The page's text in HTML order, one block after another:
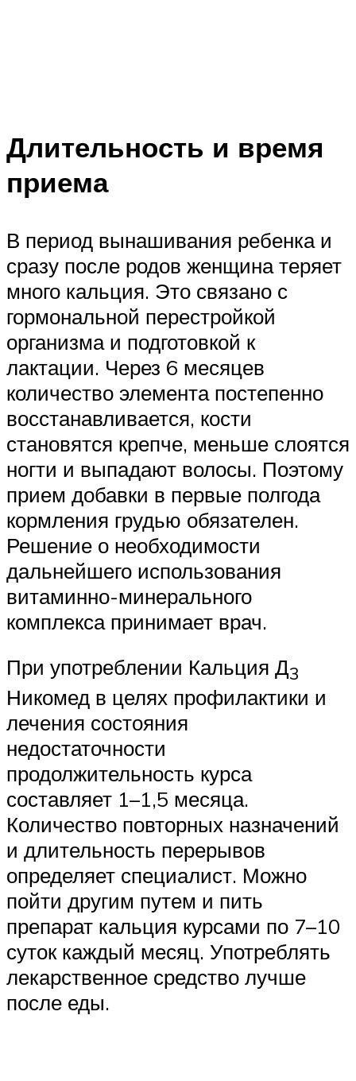
Длительность и время
приема
В период вынашивания ребенка и
сразу после родов женщина теряет
много кальция. Это связано с
гормональной перестройкой
организма и подготовкой к
лактации. Через 6 месяцев
количество элемента постепенно
восстанавливается, кости
становятся крепче, меньше слоятся
ногти и выпадают волосы. Поэтому
прием добавки в первые полгода
кормления грудью обязателен.
Решение о необходимости
дальнейшего использования
витаминно-минерального
комплекса принимает врач.
При употреблении Кальция Д3
Никомед в целях профилактики и
лечения состояния
недостаточности
продолжительность курса
составляет 1–1,5 месяца.
Количество повторных назначений
и длительность перерывов
определяет специалист. Можно
пойти другим путем и пить
препарат кальция курсами по 7–10
суток каждый месяц. Употреблять
лекарственное средство лучше
после еды.